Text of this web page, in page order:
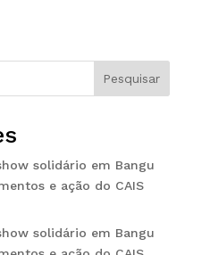
Pesquisar
solidário em Bangu
e ação do CAIS
solidário em Bangu